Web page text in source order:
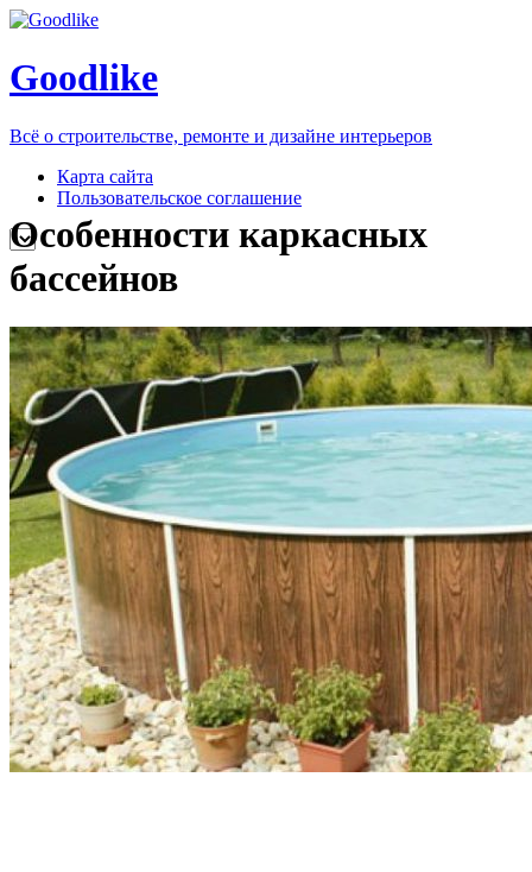
Goodlike
Всё о строительстве, ремонте и дизайне интерьеров
Карта сайта
Пользовательское соглашение
Особенности каркасных
бассейнов